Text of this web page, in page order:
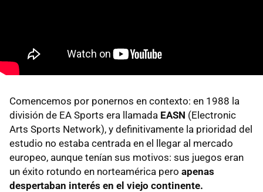
Comencemos por ponernos en contexto: en 1988 la
división de EA Sports era llamada EASN (Electronic
Arts Sports Network), y definitivamente la prioridad del
estudio no estaba centrada en el llegar al mercado
europeo, aunque tenían sus motivos: sus juegos eran
un éxito rotundo en norteamérica pero apenas
despertaban interés en el viejo continente.